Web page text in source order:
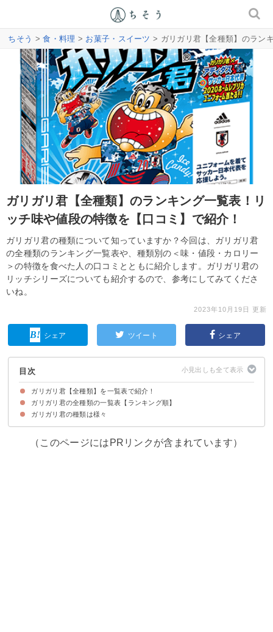
ちそう >食・料理 > お菓子・スイーツ > ガリガリ君【全種類】のラン
ガリガリ君【全種類】のランキング一覧表！リ
ッチ味や値段の特徴を【口コミ】で紹介！
ガリガリ君の種類について知っていますか？今回は、ガリガリ君
の全種類のランキング一覧表や、種類別の＜味・値段・カロリー
＞の特徴を食べた人の口コミとともに紹介します。ガリガリ君の
リッチシリーズについても紹介するので、参考にしてみてくださ
いね。
2023年10月19日 更新
シェア ツイート シェア
目次
ガリガリ君【全種類】を一覧表で紹介！
ガリガリ君の全種類の一覧表【ランキング順】
第18位：ガリガリ君 乳酸菌飲料（税別70円）
第17位：ガリガリ君 九州みかん（税別70円）
第16位：ガリガリ君 スポーツドリンク(税別70円)
第15位：ガリガリ君 コーラバニラ（税別70円）
第14位：大人なガリガリ君 いちご（税別350円）
第13位：ガリガリ君 リッチミルクミルク（税別350円）
第12位：ガリガリ君 メロンソーダ（税別350円）
第11位：大人なガリガリ君 メロン（税別100円）
第10位：大人なガリガリ君 ピンクグレープフルーツ（税別100円）
第9位：ガリガリ君 リッチレーズンバターサンド（税別140円）
第8位：ガリガリ君 リッチチョコチョコチョコチップ（税別140円）
第7位：ガリガリ君 白いサワー（税別70円）
第6位：ガリガリ君リッチ チョコミント（税別140円）
第5位：ガリガリ君 グレープフルーツ（税別70円）
第4位：大人なガリガリ君 ゴールデンパイン（税別100円）
第3位：ガリガリ君 コーラ（税別70円）
第2位：ガリガリ君 梨（税別70円）
第1位：ガリガリ君 ソーダ（税別70円）
ガリガリ君の種類は様々
（このページにはPRリンクが含まれています）